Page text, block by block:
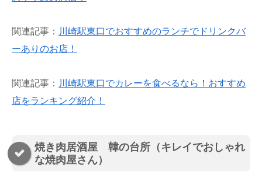
関連記事： 川崎駅東口でおすすめのランチでドリンクバ
ーありのお店！
関連記事： 川崎駅東口でカレーを食べるなら！おすすめ
店をランキング紹介！
焼き肉居酒屋 韓の台所（キレイでおしゃれ
な焼肉屋さん）